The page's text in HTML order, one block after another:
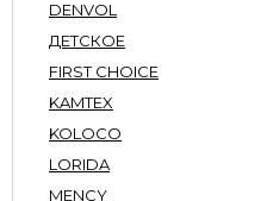
DENVOL
ДЕТСКОЕ
FIRST CHOICE
KAMTEX
KOLOCO
LORIDA
MENCY